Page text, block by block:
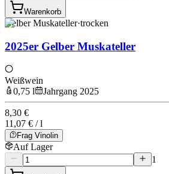
Warenkorb
Gelber Muskateller·trocken
2025er Gelber Muskateller
Weißwein
0,75 l
Jahrgang 2025
8,30 €
11,07 € / l
Frag Vinolin
Auf Lager
1